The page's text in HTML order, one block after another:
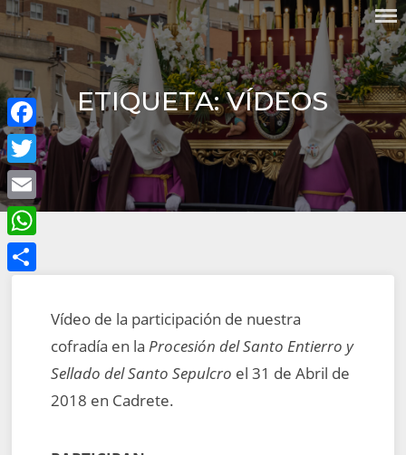
Skip
to
content
COFRADÍA DEL SANTO CRISTO
DE LA MISERICORDIA Y
NUESTRA SEÑORA DEL
SILENCIO DOLOROSO
ETIQUETA:VÍDEOS
Vídeo de la participación de nuestra
cofradía en la Procesión del Santo Entierro y
Sellado del Santo Sepulcro el 31 de Abril de
2018 en Cadrete.
Facebook
Twitter
Email
WhatsApp